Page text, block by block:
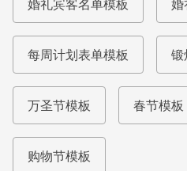
婚礼宾客名单模板 婚
每周计划表单模板 锻
万圣节模板 春节模板
购物节模板